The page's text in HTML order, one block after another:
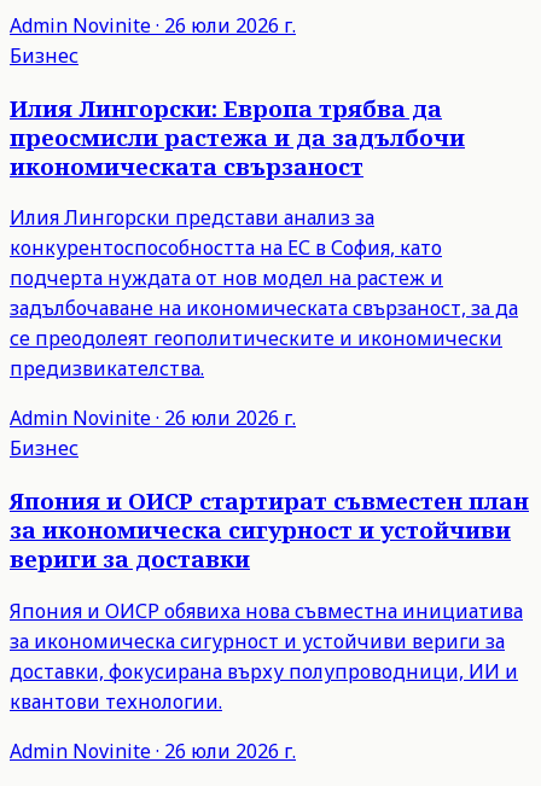
Admin Novinite· 26 юли 2026 г.
Бизнес
Илия Лингорски: Европа трябва да
преосмисли растежа и да задълбочи
икономическата свързаност
Илия Лингорски представи анализ за
конкурентоспособността на ЕС в София, като
подчерта нуждата от нов модел на растеж и
задълбочаване на икономическата свързаност, за да
се преодолеят геополитическите и икономически
предизвикателства.
Admin Novinite· 26 юли 2026 г.
Бизнес
Япония и ОИСР стартират съвместен план
за икономическа сигурност и устойчиви
вериги за доставки
Япония и ОИСР обявиха нова съвместна инициатива
за икономическа сигурност и устойчиви вериги за
доставки, фокусирана върху полупроводници, ИИ и
квантови технологии.
Admin Novinite· 26 юли 2026 г.